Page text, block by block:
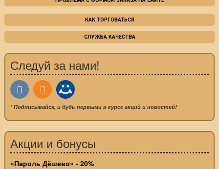
КАК ТОРГОВАТЬСЯ
СЛУЖБА КАЧЕСТВА
Следуй за нами!
* Подписывайся, и будь первыми в курсе акций и новостей!
Акции и бонусы
«Пароль Дёшево» - 20%